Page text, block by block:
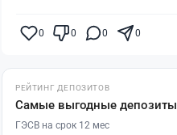
0 0 0 0
РЕЙТИНГ ДЕПОЗИТОВ
Самые выгодные депозиты
ГЭСВ на срок 12 мес